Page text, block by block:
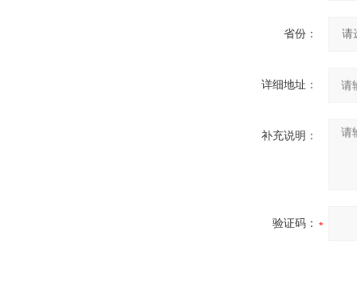
省份：
详细地址：
补充说明：
验证码：